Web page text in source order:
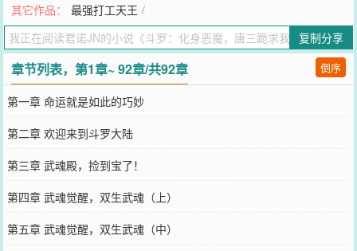
您要是觉得《斗罗：化身恶魔，唐三跪求我收手
忘记向您QQ群和微博微信里的朋友推荐哦！
其它作品： 最强打工天王 /
复制分享
章节列表，第1章~ 92章/共92章 倒序
第一章 命运就是如此的巧妙
第二章 欢迎来到斗罗大陆
第三章 武魂殿，捡到宝了！
第四章 武魂觉醒，双生武魂（上）
第五章 武魂觉醒，双生武魂（中）